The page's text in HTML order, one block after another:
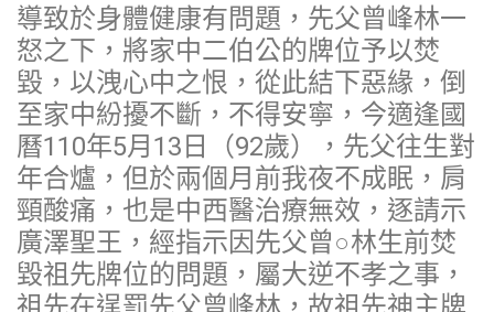
導致於身體健康有問題，先父曾峰林一
怒之下，將家中二伯公的牌位予以焚
毀，以洩心中之恨，從此結下惡緣，倒
至家中紛擾不斷，不得安寧，今適逢國
曆110年5月13日（92歲），先父往生對
年合爐，但於兩個月前我夜不成眠，肩
頸酸痛，也是中西醫治療無效，逐請示
廣澤聖王，經指示因先父曾○林生前焚
毀祖先牌位的問題，屬大逆不孝之事，